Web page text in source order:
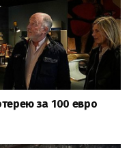
за 100 евро